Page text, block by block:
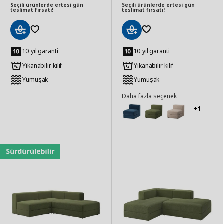
Seçili ürünlerde ertesi gün
teslimat fırsatı!
Ekle 10 yıl garanti
Yıkanabilir kılıf
Yumuşak
Seçili ürünlerde ertesi gün
teslimat fırsatı!
Ekle 10 yıl garanti
Yıkanabilir kılıf
Yumuşak
Daha fazla seçenek
+1